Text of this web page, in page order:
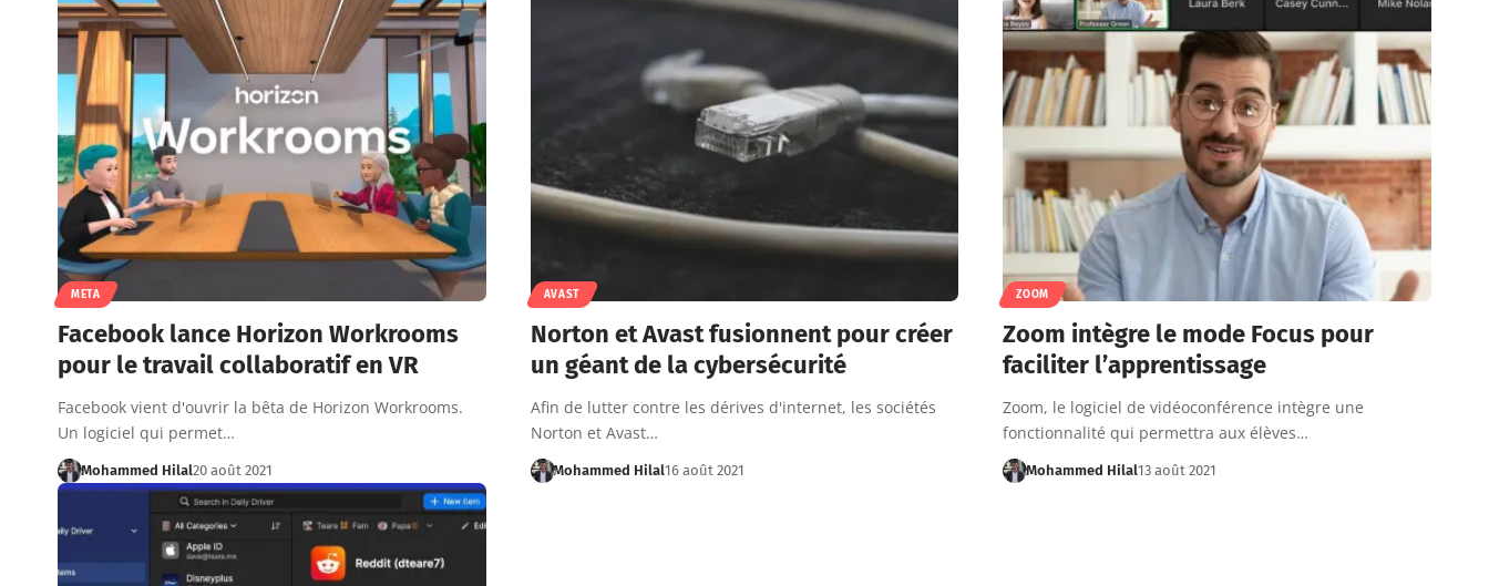
META
Facebook lance Horizon Workrooms
pour le travail collaboratif en VR
Facebook vient d'ouvrir la bêta de Horizon Workrooms.
Un logiciel qui permet…
Mohammed Hilal20 août 2021
AVAST
Norton et Avast fusionnent pour créer
un géant de la cybersécurité
Afin de lutter contre les dérives d'internet, les sociétés
Norton et Avast…
Mohammed Hilal16 août 2021
ZOOM
Zoom intègre le mode Focus pour
faciliter l’apprentissage
Zoom, le logiciel de vidéoconférence intègre une
fonctionnalité qui permettra aux élèves…
Mohammed Hilal13 août 2021